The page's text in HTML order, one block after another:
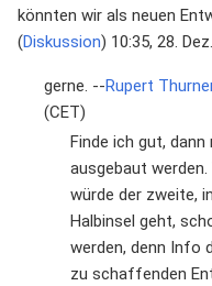
könnten wir als neuen
(Diskussion) 10:35, 28.
gerne. --Rupert
(CET)
Finde ich gut,
ausgebaut
würde der zweite,
Halbinsel geht,
werden, denn Info
zu schaffenden